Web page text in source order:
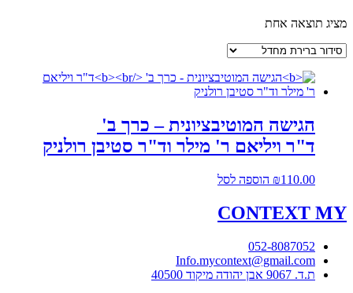
מציג תוצאה אחת
הגישה המוטיבציונית – כרך ב'
ד"ר ויליאם ר' מילר וד"ר סטיבן רולניק
₪110.00 הוספה לסל
CONTEXT MY
052-8087052
Info.mycontext@gmail.com
ת.ד. 9067 אבן יהודה מיקוד 40500